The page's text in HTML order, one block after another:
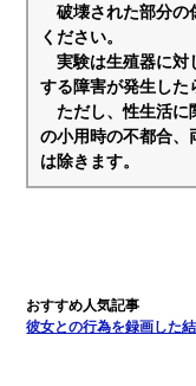
破壊された部分の
ください。
実験は生殖器に対
する障害が発生した
ただし、性生活に
の小用時の不都合、
は除きます。
彼女との行為を録画した